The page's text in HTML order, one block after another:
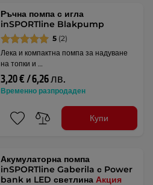
Ръчна помпа с игла
inSPORTline Blakpump
5 (2)
Лека и компактна помпа за надуване
на топки и …
3,20 € / 6,26 лв.
Временно разпродаден
Купи
Акумулаторна помпа
inSPORTline Gaberila с Power
bank и LED светлинаАкция